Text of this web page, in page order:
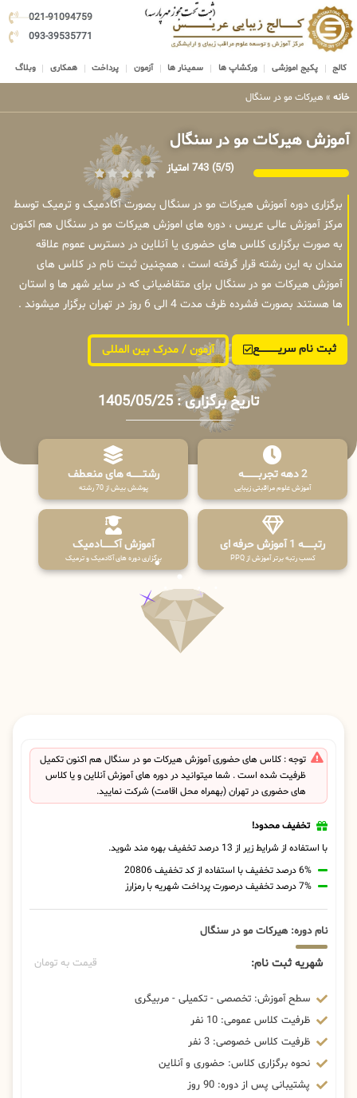
021-91094759
093-39535771
کالج پکیج اموزشی ورکشاپ ها سمینار ها آزمون پرداخت همکاری وبلاگ
خانه » هیرکات مو در سنگال
آموزش هیرکات مو در سنگال
(5/5) 743 امتیاز
برگزاری دوره آموزش هیرکات مو در سنگال بصورت آکادمیک و ترمیک توسط
مرکز آموزش عالی عریس ، دوره های اموزش هیرکات مو در سنگال هم اکنون
به صورت برگزاری کلاس های حضوری یا آنلاین در دسترس عموم علاقه
مندان به این رشته قرار گرفته است ، همچنین ثبت نام در کلاس های
آموزش هیرکات مو در سنگال برای متقاضیانی که در سایر شهر ها و استان
ها هستند بصورت فشرده ظرف مدت 4 الی 6 روز در تهران برگزار میشوند .
ثبت نام سریــــــــــــع آزمون / مدرک بین المللی
تاریخ برگزاری : 1405/05/25
2 دهه تجربـــــــــه
آموزش علوم مراقبتی زیبایی
رشتـــــــه های منعطف
پوشش بیش از 70 رشته
رتبــــــه 1 آموزش حرفه ای
کسب رتبه برتر آموزش از PPQ
آموزش آکـــــــادمیک
برگزاری دوره های آکادمیک و ترمیک
توجه : کلاس های حضوری آموزش هیرکات مو در سنگال هم اکنون تکمیل
ظرفیت شده است . شما میتوانید در دوره های آموزش آنلاین و یا کلاس
های حضوری در تهران (بهمراه محل اقامت) شرکت نمایید.
تخفیف محدود!
با استفاده از شرایط زیر از 13 درصد تخفیف بهره مند شوید.
6% درصد تخفیف با استفاده از کد تخفیف 20806
7% درصد تخفیف درصورت پرداخت شهریه با رمزارز
نام دوره: هیرکات مو در سنگال
شهریه ثبت نام: قیمت به تومان
سطح آموزش: تخصصی - تکمیلی - مربیگری
ظرفیت کلاس عمومی: 10 نفر
ظرفیت کلاس خصوصی: 3 نفر
نحوه برگزاری کلاس: حضوری و آنلاین
پشتیبانی پس از دوره: 90 روز